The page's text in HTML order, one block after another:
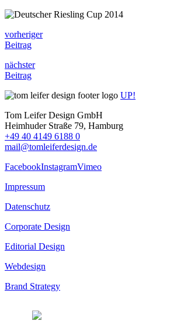
vorheriger
Beitrag
nächster
Beitrag
UP!
Tom Leifer Design GmbH
Heimhuder Straße 79, Hamburg
+49 40 4149 6188 0
mail@tomleiferdesign.de
FacebookInstagramVimeo
Impressum
Datenschutz
Corporate Design
Editorial Design
Webdesign
Brand Strategy